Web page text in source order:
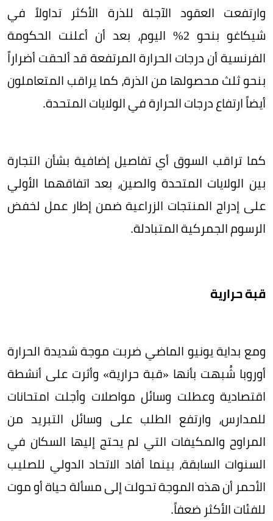
وارتفعت العقود الآجلة للذرة الأكثر تداولاً في
شيكاغو بنحو 2% اليوم، بعد أن أعلنت الحكومة
الفرنسية أن درجات الحرارة المرتفعة قد ألحقت أضراراً
بنحو ثلث محصولها من الذرة، كما يراقب المتعاملون
أيضاً ارتفاع درجات الحرارة في الولايات المتحدة.
كما تراقب السوق أي تفاصيل إضافية بشأن التجارة
بين الولايات المتحدة والصين، بعد اتفاقهما الأولي
على إدراج المنتجات الزراعية ضمن إطار عمل لخفض
الرسوم الجمركية المتبادلة.
قبة حرارية
ومع بداية يونيو الماضي ضربت موجة شديدة الحرارة
أوروبا شُبهت بأنها «قبة حرارية» وأثرت على أنشطة
اقتصادية وعطلت وسائل مواصلات وأجلت امتحانات
للمدارس، وارتفع الطلب على وسائل التبريد من
المراوح والمكيفات التي لم يحتج إليها السكان في
السنوات السابقة، بينما أفاد الاتحاد الدولي للصليب
الأحمر أن هذه الموجة تحولت إلى مسألة حياة أو موت
للفئات الأكثر ضعفاً.